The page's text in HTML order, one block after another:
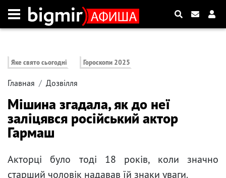
Яке свято сьогодні Гороскопи 2025
Главная Дозвілля
Мішина згадала, як до неї
заліцявся російський актор
Гармаш
Акторці було тоді 18 років, коли значно
старший чоловік надавав їй знаки уваги.